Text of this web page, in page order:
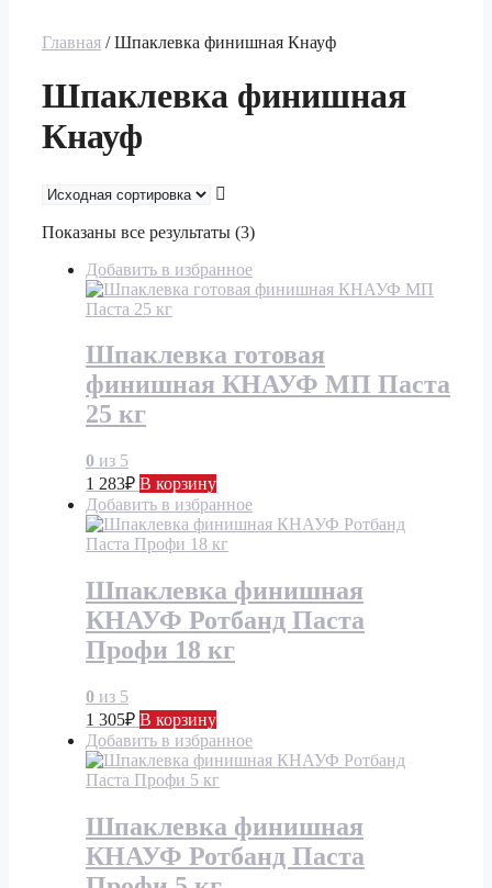
Главная / Шпаклевка финишная Кнауф
Шпаклевка финишная
Кнауф
Показаны все результаты (3)
Добавить в избранное
Шпаклевка готовая
финишная КНАУФ МП Паста
25 кг
0 из 5
1 283₽ В корзину
Добавить в избранное
Шпаклевка финишная
КНАУФ Ротбанд Паста
Профи 18 кг
0 из 5
1 305₽ В корзину
Добавить в избранное
Шпаклевка финишная
КНАУФ Ротбанд Паста